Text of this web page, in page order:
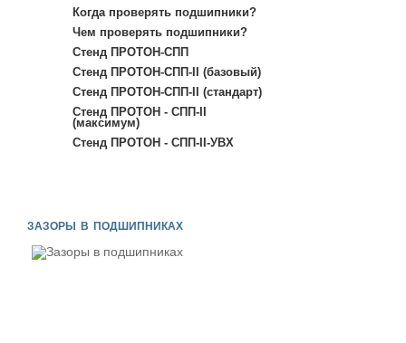
Когда проверять подшипники?
Чем проверять подшипники?
Стенд ПРОТОН-СПП
Стенд ПРОТОН-СПП-II (базовый)
Стенд ПРОТОН-СПП-II (стандарт)
Стенд ПРОТОН - СПП-II
(максимум)
Стенд ПРОТОН - СПП-II-УВХ
зазоры в подшипниках